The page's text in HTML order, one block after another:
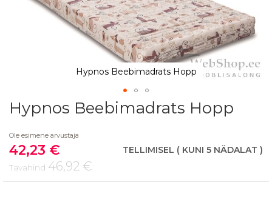
Hypnos Beebimadrats Hopp
Skip
to
beginning
of
the
Hypnos Beebimadrats Hopp
Ole esimene arvustaja
Soodushind
42,23 €
Tavahind 46,92 €
TELLIMISEL ( KUNI 5 NÄDALAT )